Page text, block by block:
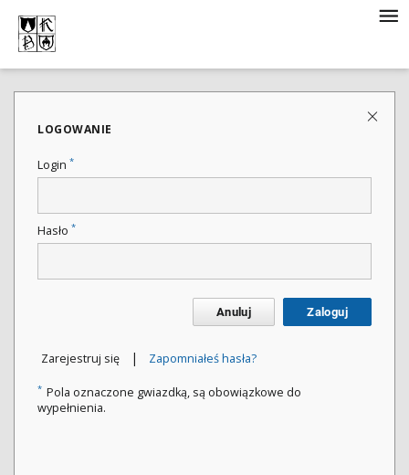
LOGOWANIE
Login *
Hasło *
Anuluj Zaloguj
Zarejestruj się | Zapomniałeś hasła?
* Pola oznaczone gwiazdką, są obowiązkowe do
wypełnienia.